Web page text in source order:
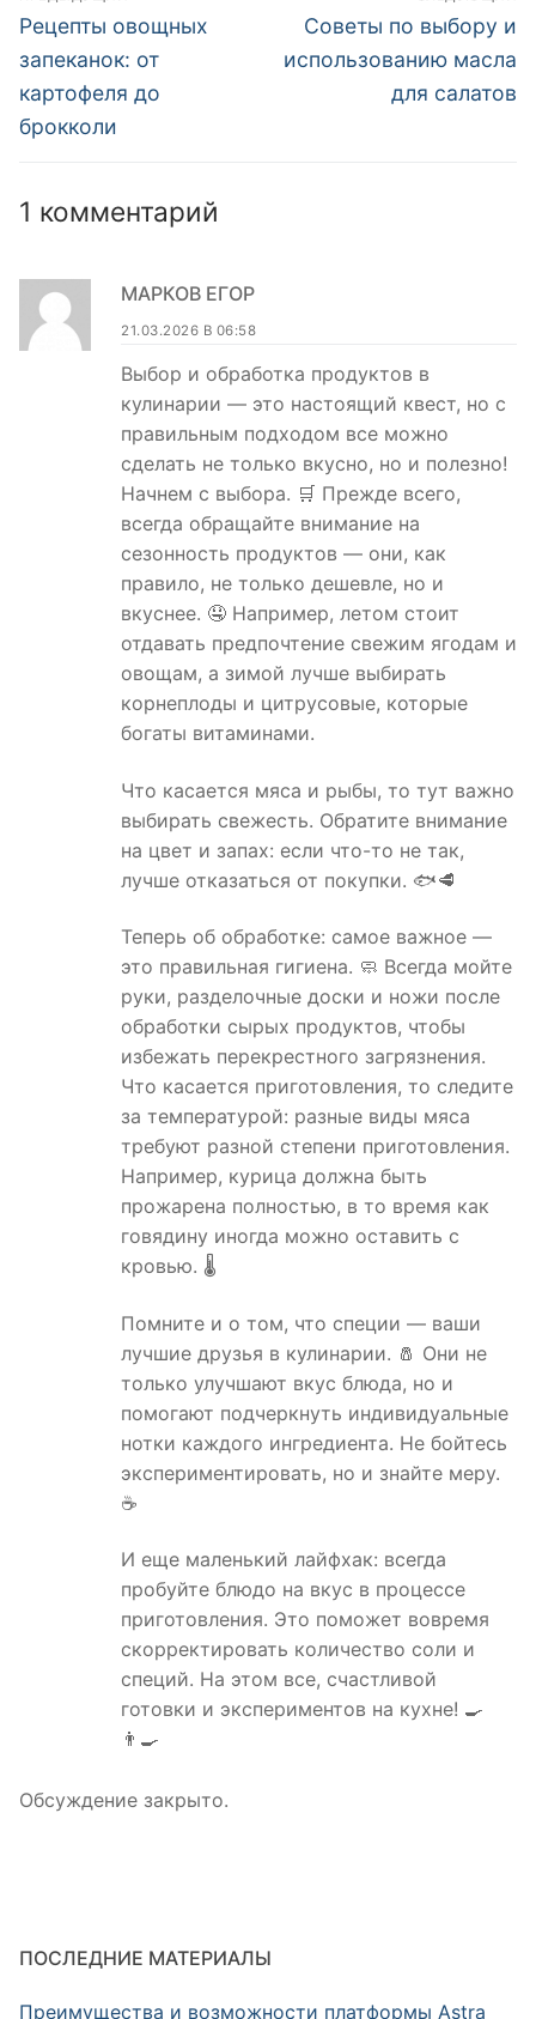
по
записям
Предыдущая
запись:
Рецепты овощных
запеканок: от
картофеля до
брокколи
Следующая
запись:
Советы по выбору и
использованию масла
для салатов
1 комментарий
МАРКОВ ЕГОР
21.03.2026 В 06:58
Выбор и обработка продуктов в
кулинарии — это настоящий квест, но с
правильным подходом все можно
сделать не только вкусно, но и полезно!
Начнем с выбора. 🛒 Прежде всего,
всегда обращайте внимание на
сезонность продуктов — они, как
правило, не только дешевле, но и
вкуснее. 🤤 Например, летом стоит
отдавать предпочтение свежим ягодам и
овощам, а зимой лучше выбирать
корнеплоды и цитрусовые, которые
богаты витаминами.
Что касается мяса и рыбы, то тут важно
выбирать свежесть. Обратите внимание
на цвет и запах: если что-то не так,
лучше отказаться от покупки. 🐟🥩
Теперь об обработке: самое важное —
это правильная гигиена. 🧼 Всегда мойте
руки, разделочные доски и ножи после
обработки сырых продуктов, чтобы
избежать перекрестного загрязнения.
Что касается приготовления, то следите
за температурой: разные виды мяса
требуют разной степени приготовления.
Например, курица должна быть
прожарена полностью, в то время как
говядину иногда можно оставить с
кровью. 🌡
Помните и о том, что специи — ваши
лучшие друзья в кулинарии. 🧂 Они не
только улучшают вкус блюда, но и
помогают подчеркнуть индивидуальные
нотки каждого ингредиента. Не бойтесь
экспериментировать, но и знайте меру.
☕️
И еще маленький лайфхак: всегда
пробуйте блюдо на вкус в процессе
приготовления. Это поможет вовремя
скорректировать количество соли и
специй. На этом все, счастливой
готовки и экспериментов на кухне! 🍳
👨‍🍳
Обсуждение закрыто.
ПОСЛЕДНИЕ МАТЕРИАЛЫ
Преимущества и возможности платформы Astra